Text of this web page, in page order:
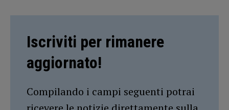
Iscriviti per rimanere
aggiornato!
Compilando i campi seguenti potrai